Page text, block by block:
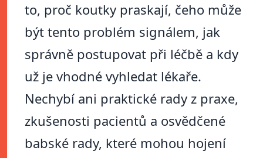
to, proč koutky praskají, čeho může
být tento problém signálem, jak
správně postupovat při léčbě a kdy
už je vhodné vyhledat lékaře.
Nechybí ani praktické rady z praxe,
zkušenosti pacientů a osvědčené
babské rady, které mohou hojení